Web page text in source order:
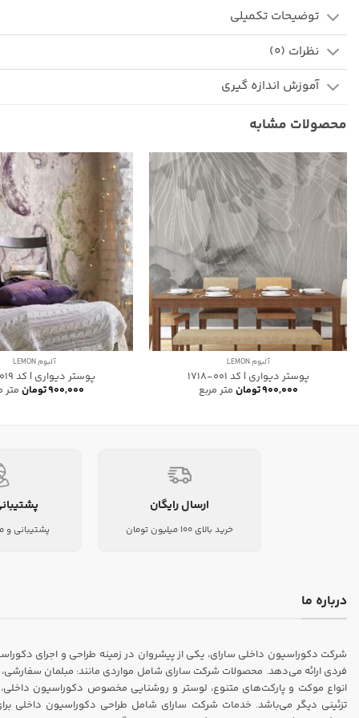
توضیحات تکمیلی
نظرات (0)
آموزش اندازه گیری
محصولات مشابه
آلبوم LEMON
پوستر دیواری | کد 001-1718
۹۰۰,۰۰۰تومان متر مربع
آلبوم LEMON
پوستر دیواری | کد 019-1718
۹۰۰,۰۰۰تومانمتر
ارسال رایگان
خرید بالای 100 میلیون تومان پشتیبانی و
درباره ما
فردی ارائه می‌دهد. محصولات شرکت سارای شامل مواردی مانند: مبلمان
انواع موکت و پارکت‌های متنوع، لوستر و روشنایی مخصوص دکوراسیون داخلی،
تزئینی دیگر می‌باشد. خدمات شرکت سارای شامل طراحی دکوراسیون داخلی برای